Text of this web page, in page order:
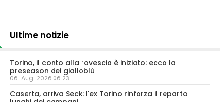
Ultime notizie
Torino, il conto alla rovescia è iniziato: ecco la
preseason dei gialloblù
06-Aug-2026 06:23
Caserta, arriva Seck: l'ex Torino rinforza il reparto